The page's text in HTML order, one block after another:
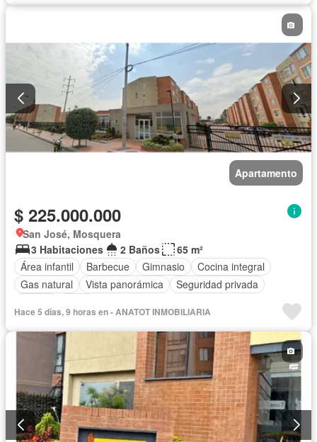
Apartamento
$ 225.000.000
San José, Mosquera
3 Habitaciones
2 Baños
65 m²
Área infantil
Barbecue Gimnasio
Cocina integral
Gas natural
Vista panorámica
Seguridad privada
Hace 5 días, 9 horas en - ANATOT INMOBILIARIA